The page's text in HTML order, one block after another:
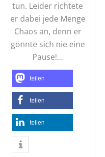
tun. Leider richtete
er dabei jede Menge
Chaos an, denn er
gönnte sich nie eine
Pause!…
teilen
teilen
teilen